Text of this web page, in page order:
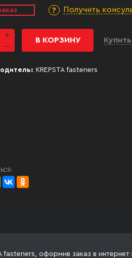
Получить
В КОРЗИНУ
KREPSTA fasteners
оформив заказ в интернет